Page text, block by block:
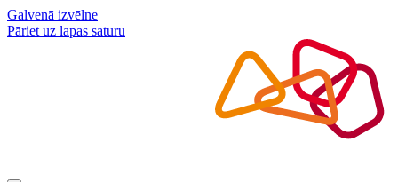
Galvenā izvēlne
Pāriet uz lapas saturu